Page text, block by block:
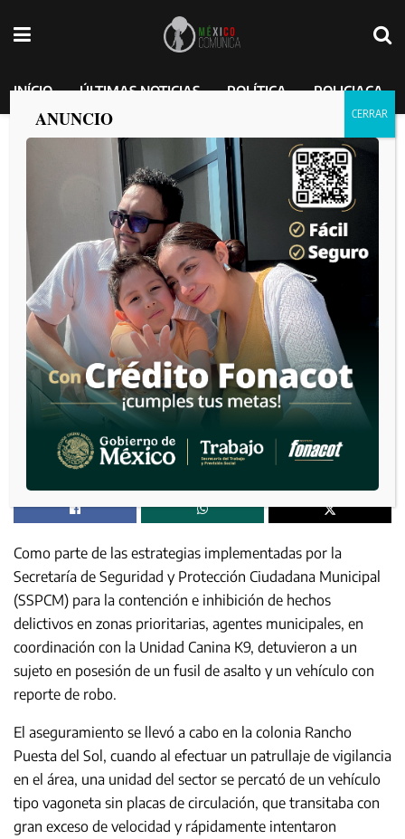
INÍCIO ÚLTIMAS NOTICIAS POLÍTICA POLICIACA
Policía Municipal captura a sujeto en
posesión de un fusil de asalto y vehículo
robado
MEXICO COMUNICA 2025-02-27
Como parte de las estrategias implementadas por la
Secretaría de Seguridad y Protección Ciudadana Municipal
(SSPCM) para la contención e inhibición de hechos
delictivos en zonas prioritarias, agentes municipales, en
coordinación con la Unidad Canina K9, detuvieron a un
sujeto en posesión de un fusil de asalto y un vehículo con
reporte de robo.
El aseguramiento se llevó a cabo en la colonia Rancho
Puesta del Sol, cuando al efectuar un patrullaje de vigilancia
en el área, una unidad del sector se percató de un vehículo
tipo vagoneta sin placas de circulación, que transitaba con
gran exceso de velocidad y rápidamente intentaron
ANUNCIO